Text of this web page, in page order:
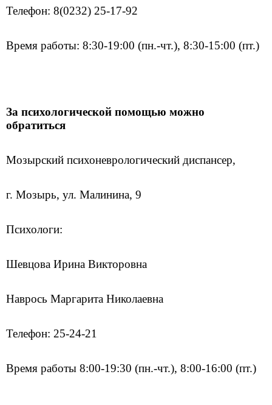
Телефон: 8(0232) 25-17-92
Время работы: 8:30-19:00 (пн.-чт.), 8:30-15:00 (пт.)
За психологической помощью можно
обратиться
Мозырский психоневрологический диспансер,
г. Мозырь, ул. Малинина, 9
Психологи:
Шевцова Ирина Викторовна
Наврось Маргарита Николаевна
Телефон: 25-24-21
Время работы 8:00-19:30 (пн.-чт.), 8:00-16:00 (пт.)